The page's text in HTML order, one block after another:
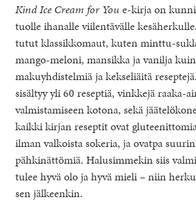
Kind Ice Cream for You e-kirja on
tuolle ihanalle viilentävälle
tutut klassikkomaut, kuten minttu-
mango-meloni, mansikka ja vanilja
makuyhdistelmiä ja kekseliäitä
sisältyy yli 60 reseptiä, vinkkejä raaka-
valmistamiseen kotona, sekä
kaikki kirjan reseptit ovat
ilman valkoista sokeria, ja ovatpa
pähkinättömiä. Halusimmekin siis
tulee hyvä olo ja hyvä mieli – niin
sen jälkeenkin.